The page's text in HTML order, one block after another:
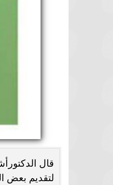
قال
لتقديم بعض